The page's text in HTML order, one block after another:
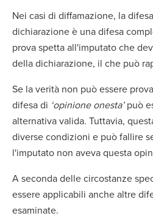
Nei casi di diffamazione, la
dichiarazione è una difesa
prova spetta all'imputato che
della dichiarazione, il che può
Se la verità non può essere
difesa di ‘opinione onesta’può
alternativa valida. Tuttavia,
diverse condizioni e può fallire
l'imputato non aveva questa
A seconda delle circostanze
essere applicabili anche altre
esaminate.